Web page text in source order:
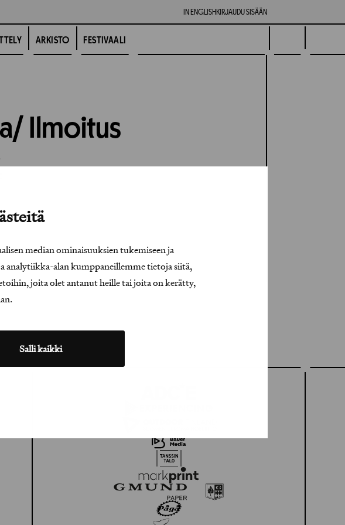
median ominaisuuksien tukemiseen ja
analytiikka-alan kumppaneillemme tietoja siitä,
joita olet antanut heille tai joita on kerätty,
Salli kaikki
IN ENGLISH KIRJAUDU SISÄÄN
ARKISTO FESTIVAALI
Ilmoitus